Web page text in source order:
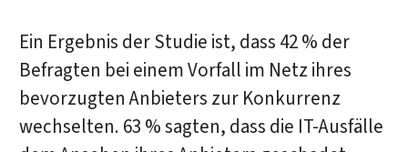
Ein Ergebnis der Studie ist, dass 42 % der
Befragten bei einem Vorfall im Netz ihres
bevorzugten Anbieters zur Konkurrenz
wechselten. 63 % sagten, dass die IT-Ausfälle